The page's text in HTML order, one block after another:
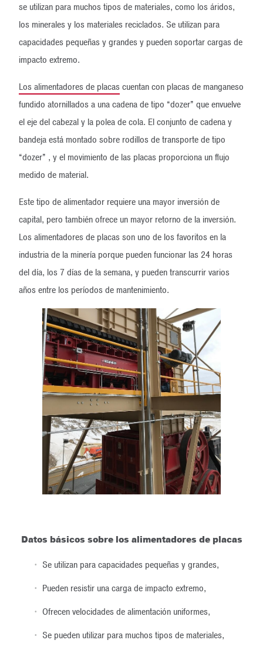
se utilizan para muchos tipos de materiales, como los áridos,
los minerales y los materiales reciclados. Se utilizan para
capacidades pequeñas y grandes y pueden soportar cargas de
impacto extremo.
Los alimentadores de placascuentan con placas de manganeso
fundido atornillados a una cadena de tipo “dozer” que envuelve
el eje del cabezal y la polea de cola. El conjunto de cadena y
bandeja está montado sobre rodillos de transporte de tipo
“dozer” , y el movimiento de las placas proporciona un flujo
medido de material.
Este tipo de alimentador requiere una mayor inversión de
capital, pero también ofrece un mayor retorno de la inversión.
Los alimentadores de placas son uno de los favoritos en la
industria de la minería porque pueden funcionar las 24 horas
del día, los 7 días de la semana, y pueden transcurrir varios
años entre los períodos de mantenimiento.
Datos básicos sobre los alimentadores de placas
Se utilizan para capacidades pequeñas y grandes,
Pueden resistir una carga de impacto extremo,
Ofrecen velocidades de alimentación uniformes,
Se pueden utilizar para muchos tipos de materiales,